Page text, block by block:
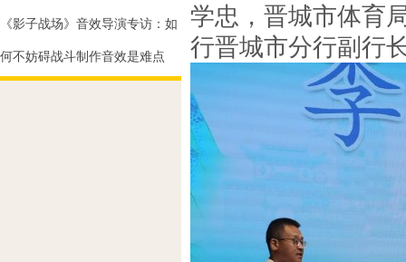
《影子战场》音效导演专访：如
何不妨碍战斗制作音效是难点
学忠，晋城市体育
行晋城市分行副行